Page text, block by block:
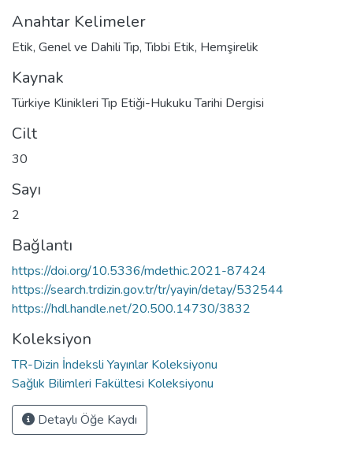
Anahtar Kelimeler
Etik, Genel ve Dahili Tıp,Tıbbi Etik, Hemşirelik
Kaynak
Türkiye Klinikleri Tıp Etiği-Hukuku Tarihi Dergisi
Cilt
30
Sayı
2
Bağlantı
https://doi.org/10.5336/mdethic.2021-87424
https://search.trdizin.gov.tr/tr/yayin/detay/532544
https://hdl.handle.net/20.500.14730/3832
Koleksiyon
TR-Dizin İndeksli Yayınlar Koleksiyonu
Sağlık Bilimleri Fakültesi Koleksiyonu
Detaylı Öğe Kaydı